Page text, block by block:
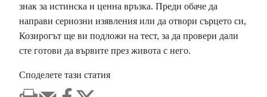
знак за истинска и ценна връзка. Преди обаче да
направи сериозни изявления или да отвори сърцето си,
Козирогът ще ви подложи на тест, за да провери дали
сте готови да вървите през живота с него.
Споделете тази статия